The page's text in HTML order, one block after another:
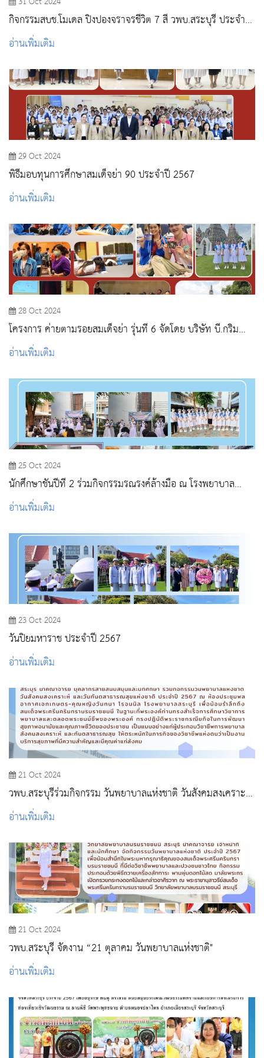
กิจกรรมสบช.โมเดล ปิงปองจราจรชีวิต 7 สี วพบ.สระบุรี ประจำ
ปีงบประมาณ 2568
อ่านเพิ่มเติม
29 Oct 2024
พิธีมอบทุนการศึกษาสมเด็จย่า 90 ประจำปี 2567
อ่านเพิ่มเติม
28 Oct 2024
โครงการ ค่ายตามรอยสมเด็จย่า รุ่นที่ 6 จัดโดย บริษัท บี.กริม
และมูลนิธิกองทุนการกุศล สมเด็จพระศรีนครินทราบรมราชชนนี
ระหว่างวันที่ 27 - 28 ตุลาคม 2567
อ่านเพิ่มเติม
25 Oct 2024
นักศึกษาชั้นปีที่ 2 ร่วมกิจกรรมรณรงค์ล้างมือ ณ โรงพยาบาล
สระบุรี
อ่านเพิ่มเติม
23 Oct 2024
วันปิยมหาราช ประจำปี 2567
อ่านเพิ่มเติม
21 Oct 2024
วพบ.สระบุรีร่วมกิจกรรม วันพยาบาลแห่งชาติ วันสังคมสงเคราะห์
และวันทันตสาธารณสุขแห่งชาติ ณ โรงพยาบาลสระบุรี
อ่านเพิ่มเติม
21 Oct 2024
วพบ.สระบุรี จัดงาน “21 ตุลาคม วันพยาบาลแห่งชาติ"
อ่านเพิ่มเติม